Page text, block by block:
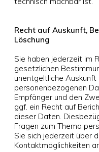
Recht auf Auskunft,
Löschung
Sie haben jederzeit im
gesetzlichen
unentgeltliche
personenbezogenen
Empfänger und den
ggf. ein Recht auf
dieser Daten.
Fragen zum Thema
Sie sich jederzeit über
Kontaktmöglichkeiten